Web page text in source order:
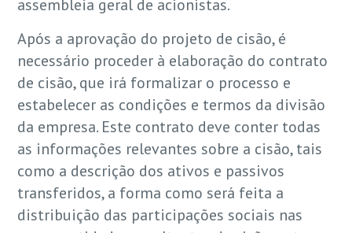
assembleia geral de acionistas.
Após a aprovação do projeto de cisão, é
necessário proceder à elaboração do contrato
de cisão, que irá formalizar o processo e
estabelecer as condições e termos da divisão
da empresa. Este contrato deve conter todas
as informações relevantes sobre a cisão, tais
como a descrição dos ativos e passivos
transferidos, a forma como será feita a
distribuição das participações sociais nas